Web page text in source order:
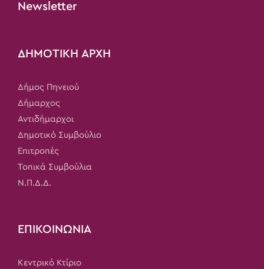
Newsletter
ΔΗΜΟΤΙΚΗ ΑΡΧΗ
Δήμος Πηνειού
Δήμαρχος
Αντιδήμαρχοι
Δημοτικό Συμβούλιο
Επιτροπές
Τοπικά Συμβούλια
Ν.Π.Δ.Δ.
ΕΠΙΚΟΙΝΩΝΙΑ
Κεντρικό Κτίριο